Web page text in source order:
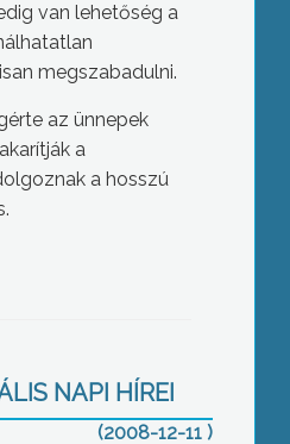
van lehetőség a
megszabadulni.
az ünnepek
a
a hosszú
NAPI HÍREI
(2008-12-11 )
csaknem félszáz